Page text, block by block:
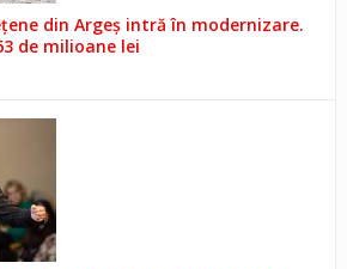
din Argeș intră în modernizare.
de milioane lei